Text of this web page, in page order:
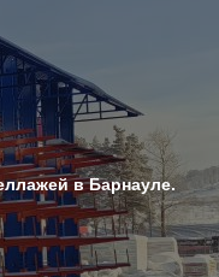
в Барнауле.